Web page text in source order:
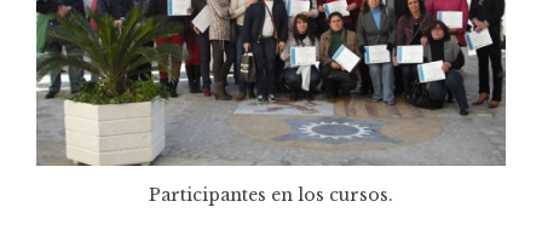
Participantes en los cursos.